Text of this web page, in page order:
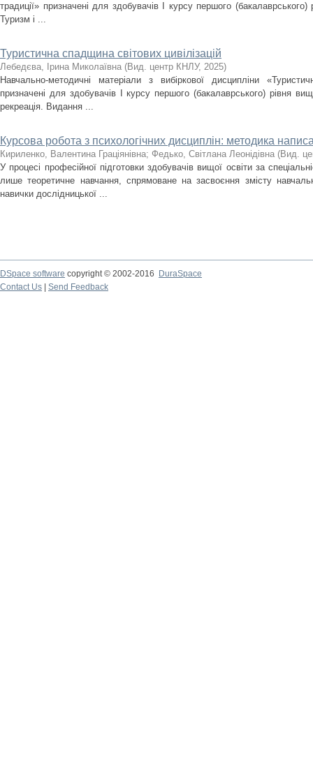
традиції» призначені для здобувачів І курсу першого (бакалаврського)
Туризм і ...
Туристична спадщина світових цивілізацій
Лебедєва, Ірина Миколаївна (Вид. центр КНЛУ, 2025)
Навчально-методичні матеріали з вибіркової дисципліни
призначені для здобувачів І курсу першого (бакалаврського) рівня
рекреація. Видання ...
Курсова робота з психологічних дисциплін: методика
Кириленко, Валентина Граціянівна; Федько, Світлана Леонідівна (Вид.
У процесі професійної підготовки здобувачів вищої освіти за
лише теоретичне навчання, спрямоване на засвоєння змісту
навички дослідницької ...
DSpace software copyright © 2002-2016
DuraSpace
Contact Us
Send Feedback